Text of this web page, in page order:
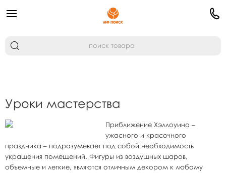
Уроки мастерства
Приближение Хэллоуина –
ужасного и красочного
праздника – подразумевает под собой необходимость
украшения помещений. Фигуры из воздушных шаров,
объемные и легкие, являются отличным декором к любому